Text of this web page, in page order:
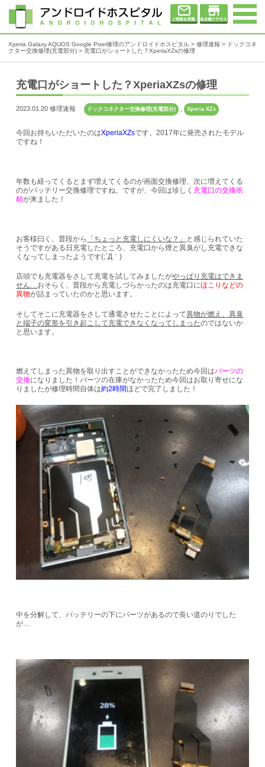
Xperia Galaxy AQUOS Google Pixel修理のアンドロイドホスピタル > 修理速報 > ドックコネ
クター交換修理(充電部分) > 充電口がショートした？XperiaXZsの修理
充電口がショートした？XperiaXZsの修理
2023.01.20 修理速報 ドックコネクター交換修理(充電部分) , Xperia XZs
今回お持ちいただいたのはXperiaXZsです。2017年に発売されたモデル
ですね！
年数も経ってくるとまず増えてくるのが画面交換修理、次に増えてくる
のがバッテリー交換修理ですね。ですが、今回は珍しく 充電口の交換依
頼が来ました！
お客様曰く、普段から 「ちょっと充電しにくいな？」
と感じられていた
そうですがある日充電したところ、充電口から煙と異臭がし充電できな
くなってしまったようです(;´Д｀)
店頭でも充電器をさして充電を試してみましたがやっぱり充電はできま
せん…おそらく、普段から充電しづらかったのは充電口にほこりなどの
異物が詰まっていたのかと思います。
そしてそこに充電器をさして通電させたことによって異物が燃え、異臭
と端子の変形を引き起こして充電できなくなってしまったのではないか
と思います。
燃えてしまった異物を取り出すことができなかったため今回はパーツの
交換になりました！パーツの在庫がなかったため今回はお取り寄せにな
りましたが修理時間自体は約2時間ほどで完了しました！
中を分解して、バッテリーの下にパーツがあるので長い道のりでした
が…